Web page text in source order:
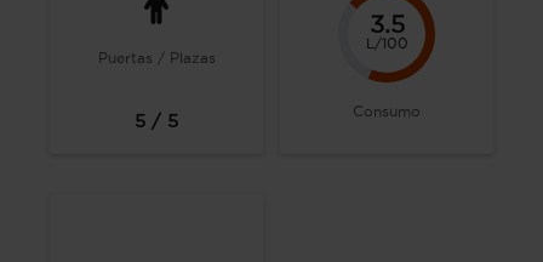
Puertas / Plazas
5 / 5
3.5
L/100
Consumo